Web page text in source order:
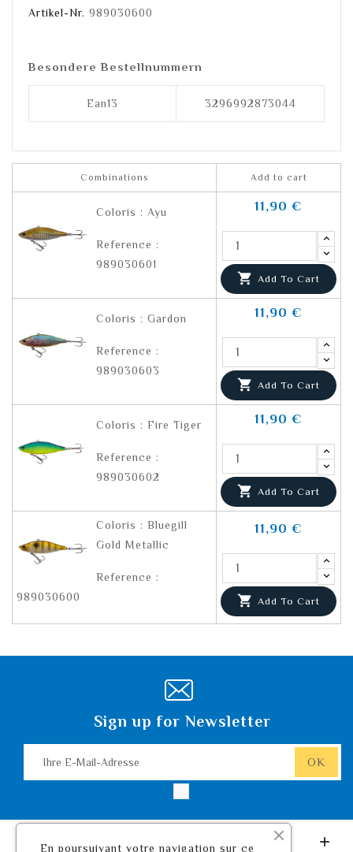
Artikel-Nr. 989030600
Besondere Bestellnummern
Ean13 3296992873044
Combinations Add to cart
Coloris : Ayu
Reference :
989030601
11,90 €
 Add To Cart
Coloris : Gardon
Reference :
989030603
11,90 €
 Add To Cart
Coloris : Fire Tiger
Reference :
989030602
11,90 €
 Add To Cart
Coloris : Bluegill
Gold Metallic
Reference :
989030600
11,90 €
 Add To Cart
Sign up for Newsletter

En poursuivant votre navigation sur ce